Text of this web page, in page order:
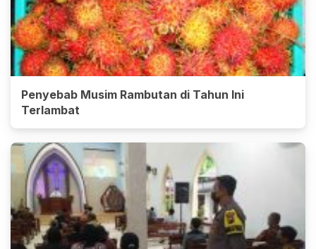
Penyebab Musim Rambutan di Tahun Ini
Terlambat